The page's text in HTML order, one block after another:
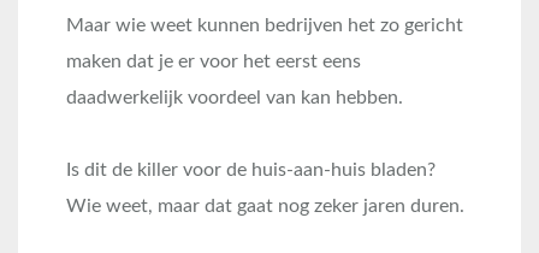
Maar wie weet kunnen bedrijven het zo gericht
maken dat je er voor het eerst eens
daadwerkelijk voordeel van kan hebben.
Is dit de killer voor de huis-aan-huis bladen?
Wie weet, maar dat gaat nog zeker jaren duren.